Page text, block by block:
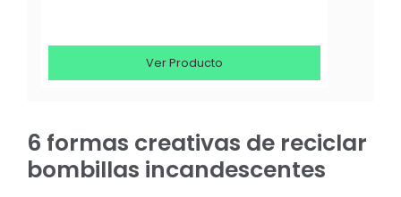
Ver Producto
6 formas creativas de reciclar
bombillas incandescentes